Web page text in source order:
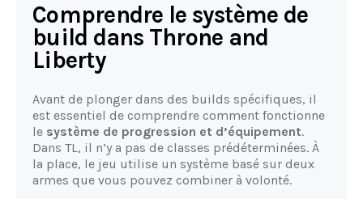
Comprendre le système de
build dans Throne and
Liberty
Avant de plonger dans des builds spécifiques, il
est essentiel de comprendre comment fonctionne
le système de progression et d’équipement.
Dans TL, il n’y a pas de classes prédéterminées. À
la place, le jeu utilise un système basé sur deux
armes que vous pouvez combiner à volonté.